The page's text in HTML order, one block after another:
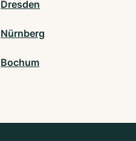
Dresden
Nürnberg
Bochum